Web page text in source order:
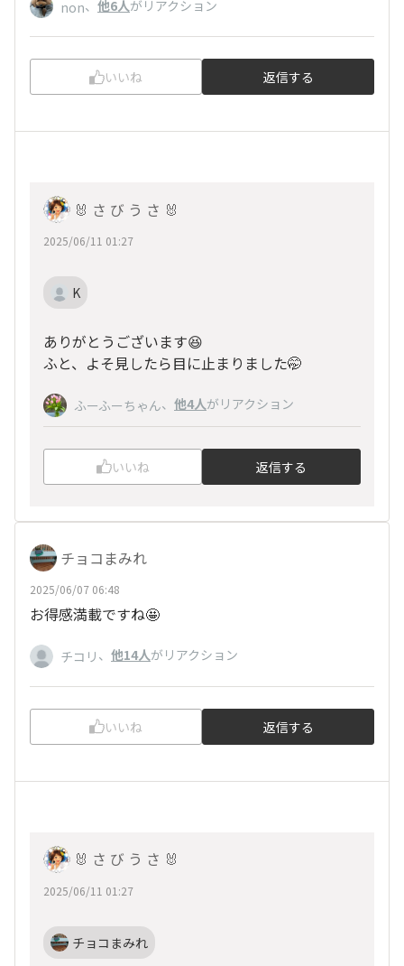
non、 他6人がリアクション
いいね 返信する
🐰 さ び う さ 🐰
2025/06/11 01:27
K
ありがとうございます😆
ふと、よそ見したら目に止まりました🤭
ふーふーちゃん、 他4人がリアクション
いいね 返信する
チョコまみれ
2025/06/07 06:48
お得感満載ですね🤩
チコリ 、 他14人がリアクション
いいね 返信する
🐰 さ び う さ 🐰
2025/06/11 01:27
チョコまみれ